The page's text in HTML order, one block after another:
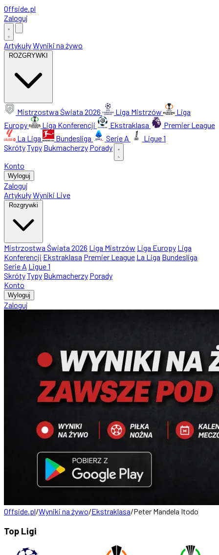
Offside.pl
Zaloguj
ArtykułyWyniki na żywo
ROZGRYWKI
Mistrzostwa Świata 2026 Liga Mistrzów
Liga
Europy
Liga Konferencji Ekstraklasa
Premier League
La Liga
Bundesliga Serie A
Ligue 1
SkrótyTypy Bukmacherzy Porady
Konto
Wyloguj
Zaloguj
ArtykułyWyniki Live
Rozgrywki
Mistrzostwa Świata 2026 Liga Mistrzów Liga Europy Liga
Konferencji Ekstraklasa Premier League La Liga Bundesliga
Serie A Ligue 1
SkrótyTypy Bukmacherzy Porady
Konto
Wyloguj
Zaloguj
Offside.pl/Wyniki na żywo/Ekstraklasa/Peter Mandela Itodo
Top Ligi